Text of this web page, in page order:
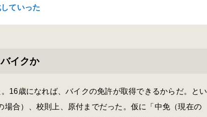
ていった
イクか
16歳になれば、バイクの免許が取得できるからだ。とい
合）、校則上、原付までだった。仮に「中免（現在の